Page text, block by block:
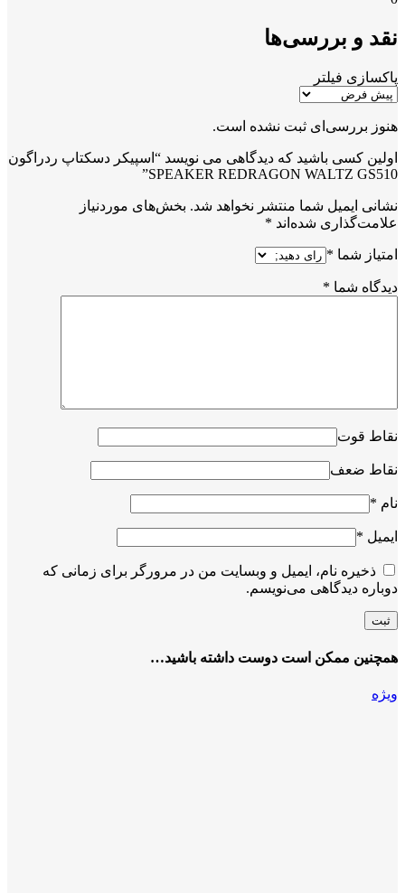
نقد و بررسی‌ها
پاکسازی فیلتر
هنوز بررسی‌ای ثبت نشده است.
اولین کسی باشید که دیدگاهی می نویسد “اسپیکر دسکتاپ ردراگون
SPEAKER REDRAGON WALTZ GS510”
نشانی ایمیل شما منتشر نخواهد شد. بخش‌های موردنیاز
علامت‌گذاری شده‌اند *
امتیاز شما *
دیدگاه شما *
نقاط قوت
نقاط ضعف
نام *
ایمیل *
ذخیره نام، ایمیل و وبسایت من در مرورگر برای زمانی که
دوباره دیدگاهی می‌نویسم.
همچنین ممکن است دوست داشته باشید…
ویژه